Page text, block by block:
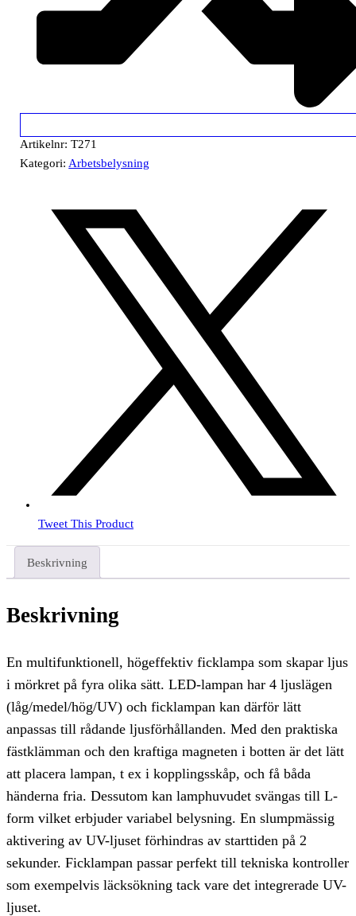
Artikelnr:T271
Kategori: Arbetsbelysning
Tweet This Product
Beskrivning
Beskrivning
En multifunktionell, högeffektiv ficklampa som skapar ljus
i mörkret på fyra olika sätt. LED-lampan har 4 ljuslägen
(låg/medel/hög/UV) och ficklampan kan därför lätt
anpassas till rådande ljusförhållanden. Med den praktiska
fästklämman och den kraftiga magneten i botten är det lätt
att placera lampan, t ex i kopplingsskåp, och få båda
händerna fria. Dessutom kan lamphuvudet svängas till L-
form vilket erbjuder variabel belysning. En slumpmässig
aktivering av UV-ljuset förhindras av starttiden på 2
sekunder. Ficklampan passar perfekt till tekniska kontroller
som exempelvis läcksökning tack vare det integrerade UV-
ljuset.